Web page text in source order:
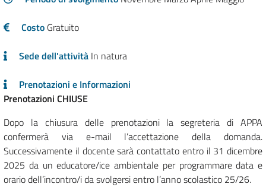
Costo Gratuito
Sede dell'attività In natura
Prenotazioni e Informazioni
Prenotazioni CHIUSE
Dopo la chiusura delle prenotazioni la segreteria di APPA
confermerà via e-mail l’accettazione della domanda.
Successivamente il docente sarà contattato entro il 31 dicembre
2025 da un educatore/ice ambientale per programmare data e
orario dell’incontro/i da svolgersi entro l’anno scolastico 25/26.